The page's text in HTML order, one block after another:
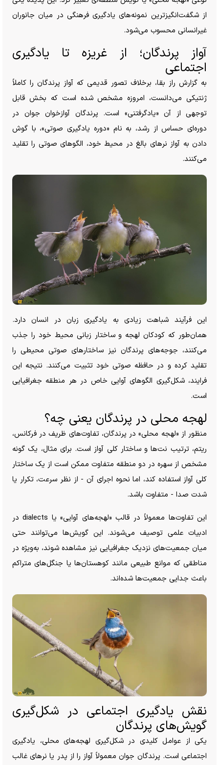
از شگفت‌انگیزترین نمونه‌های یادگیری فرهنگی در میان جانوران
غیرانسانی محسوب می‌شود.
آواز پرندگان؛ از غریزه تا یادگیری
اجتماعی
به گزارش راز بقا، برخلاف تصور قدیمی که آواز پرندگان را کاملاً
ژنتیکی می‌دانست، امروزه مشخص شده است که بخش قابل
توجهی از آن «یادگرفتنی» است. پرندگان آوازخوان جوان در
دوره‌ای حساس از رشد، به نام «دوره یادگیری صوتی»، با گوش
دادن به آواز نر‌های بالغ در محیط خود، الگو‌های صوتی را تقلید
می‌کنند.
این فرآیند شباهت زیادی به یادگیری زبان در انسان دارد.
همان‌طور که کودکان لهجه و ساختار زبانی محیط خود را جذب
می‌کنند، جوجه‌های پرندگان نیز ساختار‌های صوتی محیطی را
تقلید کرده و در حافظه صوتی خود تثبیت می‌کنند. نتیجه این
فرایند، شکل‌گیری الگو‌های آوایی خاص در هر منطقه جغرافیایی
است.
لهجه محلی در پرندگان یعنی چه؟
منظور از «لهجه محلی» در پرندگان، تفاوت‌های ظریف در فرکانس،
ریتم، ترتیب نت‌ها و ساختار کلی آواز است. برای مثال، یک گونه
مشخص از سهره در دو منطقه متفاوت ممکن است از یک ساختار
کلی آواز استفاده کند، اما نحوه اجرای آن - از نظر سرعت، تکرار یا
شدت صدا - متفاوت باشد.
این تفاوت‌ها معمولاً در قالب «لهجه‌های آوایی» یا dialects در
ادبیات علمی توصیف می‌شوند. این گویش‌ها می‌توانند حتی
میان جمعیت‌های نزدیک جغرافیایی نیز مشاهده شوند، به‌ویژه در
مناطقی که موانع طبیعی مانند کوهستان‌ها یا جنگل‌های متراکم
باعث جدایی جمعیت‌ها شده‌اند.
نقش یادگیری اجتماعی در شکل‌گیری
گویش‌های پرندگان
یکی از عوامل کلیدی در شکل‌گیری لهجه‌های محلی، یادگیری
اجتماعی است. پرندگان جوان معمولاً آواز را از پدر یا نر‌های غالب